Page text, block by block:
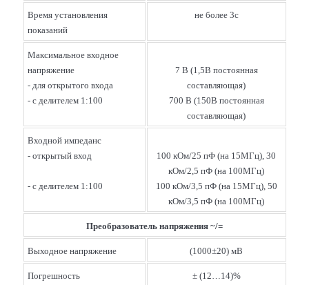
Время установления
показаний
не более 3с
Максимальное входное
напряжение
- для открытого входа
- с делителем 1:100
7 В (1,5В постоянная
составляющая)
700 В (150В постоянная
составляющая)
Входной импеданс
- открытый вход
- с делителем 1:100
100 кОм/25 пФ (на 15МГц), 30
кОм/2,5 пФ (на 100МГц)
100 кОм/3,5 пФ (на 15МГц), 50
кОм/3,5 пФ (на 100МГц)
Преобразователь напряжения ~/=
Выходное напряжение (1000±20) мВ
Погрешность
± (12…14)%